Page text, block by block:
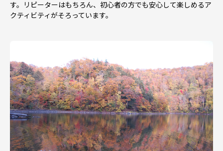
す。リピーターはもちろん、初心者の方でも安心して楽しめるア
クティビティがそろっています。